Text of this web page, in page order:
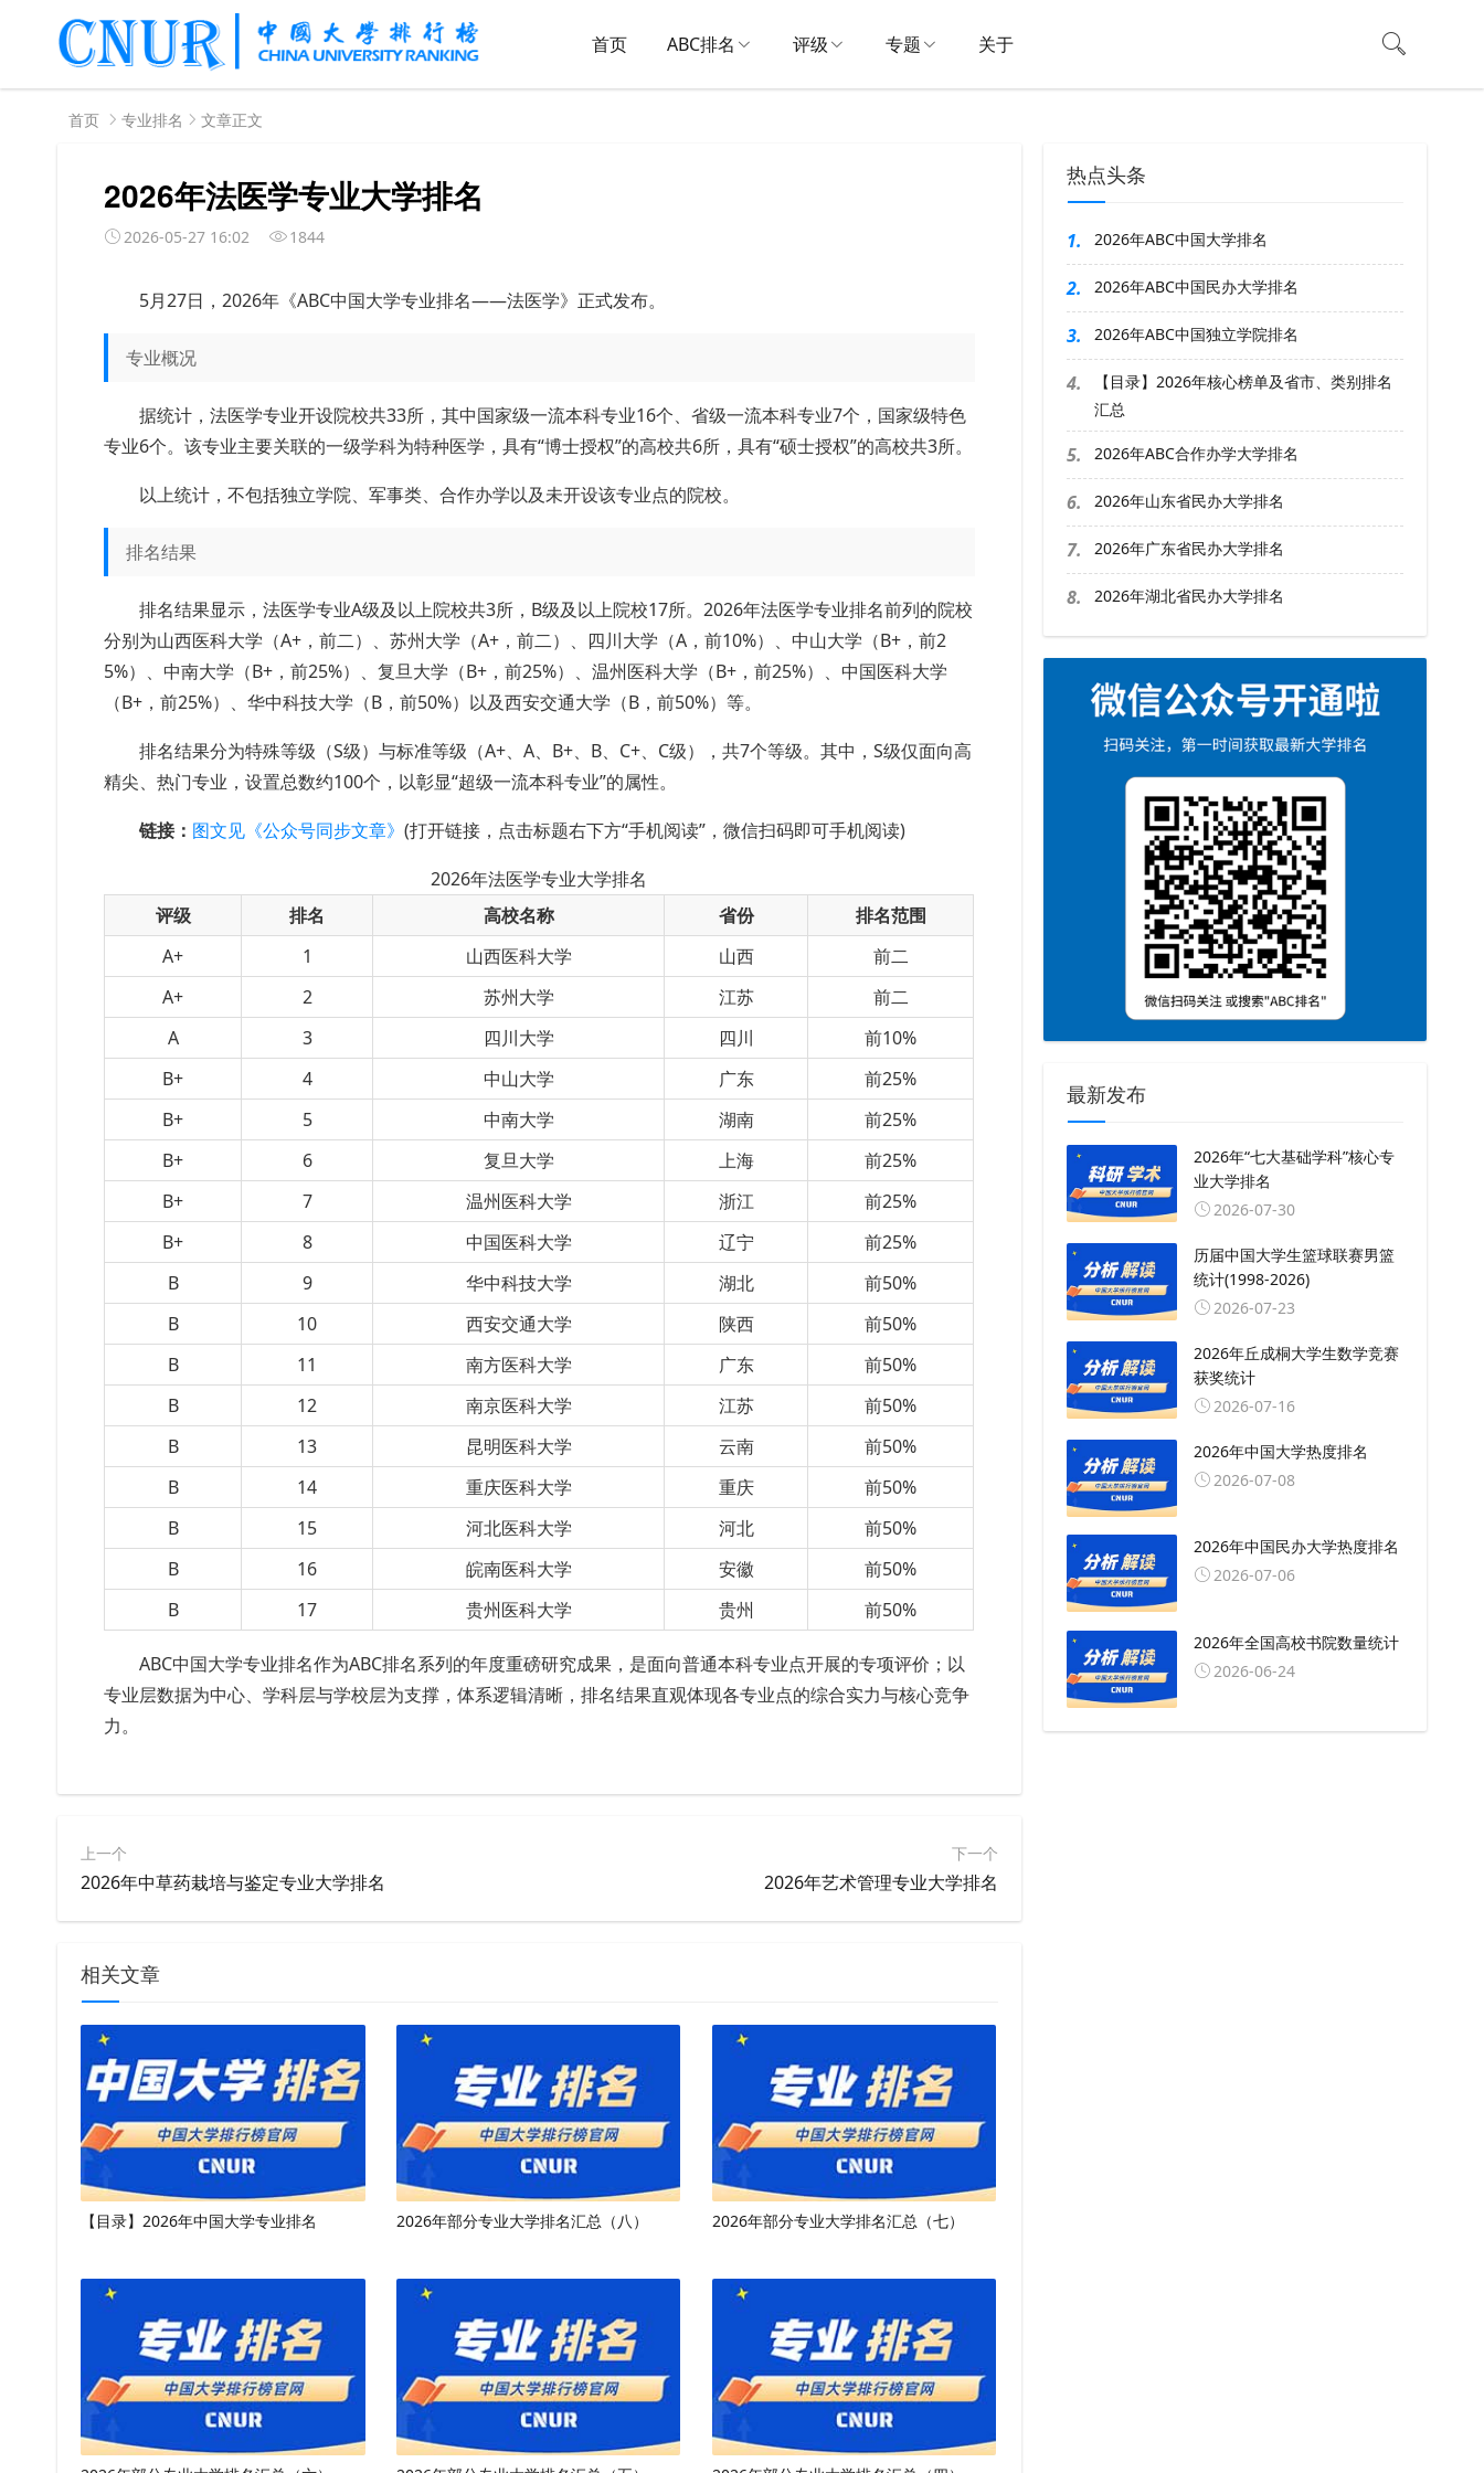
首页 ABC排名 评级 专题 关于
首页 专业排名 文章正文
2026年法医学专业大学排名
2026-05-27 16:02 1844
5月27日，2026年《ABC中国大学专业排名——法医学》正式发布。
专业概况
据统计，法医学专业开设院校共33所，其中国家级一流本科专业16个、省级一流本科专业7个，国家级特色
专业6个。该专业主要关联的一级学科为特种医学，具有“博士授权”的高校共6所，具有“硕士授权”的高校共3所。
以上统计，不包括独立学院、军事类、合作办学以及未开设该专业点的院校。
排名结果
排名结果显示，法医学专业A级及以上院校共3所，B级及以上院校17所。2026年法医学专业排名前列的院校
分别为山西医科大学（A+，前二）、苏州大学（A+，前二）、四川大学（A，前10%）、中山大学（B+，前2
5%）、中南大学（B+，前25%）、复旦大学（B+，前25%）、温州医科大学（B+，前25%）、中国医科大学
（B+，前25%）、华中科技大学（B，前50%）以及西安交通大学（B，前50%）等。
排名结果分为特殊等级（S级）与标准等级（A+、A、B+、B、C+、C级），共7个等级。其中，S级仅面向高
精尖、热门专业，设置总数约100个，以彰显“超级一流本科专业”的属性。
链接： 图文见《公众号同步文章》 (打开链接，点击标题右下方“手机阅读”，微信扫码即可手机阅读)
2026年法医学专业大学排名
评级
排名 高校名称 省份
排名范围
A+
1 山西医科大学 山西
前二
A+
2 苏州大学 江苏
前二
A
3 四川大学 四川
前10%
B+
4 中山大学 广东
前25%
B+
5 中南大学 湖南
前25%
B+
6 复旦大学 上海
前25%
B+
7 温州医科大学 浙江
前25%
B+
8 中国医科大学 辽宁
前25%
B
9 华中科技大学 湖北
前50%
B
10 西安交通大学 陕西
前50%
B
11 南方医科大学 广东
前50%
B
12 南京医科大学 江苏
前50%
B
13 昆明医科大学 云南
前50%
B
14 重庆医科大学 重庆
前50%
B
15 河北医科大学 河北
前50%
B
16 皖南医科大学 安徽
前50%
B
17 贵州医科大学 贵州 前50%
ABC中国大学专业排名作为ABC排名系列的年度重磅研究成果，是面向普通本科专业点开展的专项评价；以
专业层数据为中心、学科层与学校层为支撑，体系逻辑清晰，排名结果直观体现各专业点的综合实力与核心竞争
力。
上一个
2026年中草药栽培与鉴定专业大学排名
下一个
2026年艺术管理专业大学排名
相关文章
【目录】2026年中国大学专业排名 2026年部分专业大学排名汇总（八） 2026年部分专业大学排名汇总（七）
热点头条
1. 2026年ABC中国大学排名
2. 2026年ABC中国民办大学排名
3. 2026年ABC中国独立学院排名
4.
【目录】2026年核心榜单及省市、类别排名
汇总
5. 2026年ABC合作办学大学排名
6. 2026年山东省民办大学排名
7. 2026年广东省民办大学排名
8. 2026年湖北省民办大学排名
最新发布
2026年“七大基础学科”核心专
业大学排名
2026-07-30
历届中国大学生篮球联赛男篮
统计(1998-2026)
2026-07-23
2026年丘成桐大学生数学竞赛
获奖统计
2026-07-16
2026年中国大学热度排名
2026-07-08
2026年中国民办大学热度排名
2026-07-06
2026年全国高校书院数量统计
2026-06-24